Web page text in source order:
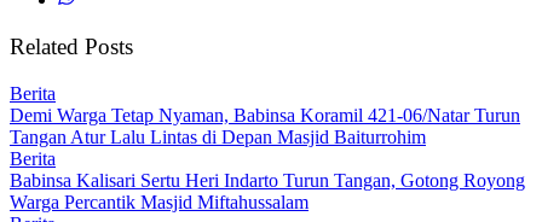
Related Posts
Berita
Demi Warga Tetap Nyaman, Babinsa Koramil 421-06/Natar Turun
Tangan Atur Lalu Lintas di Depan Masjid Baiturrohim
Berita
Babinsa Kalisari Sertu Heri Indarto Turun Tangan, Gotong Royong
Warga Percantik Masjid Miftahussalam